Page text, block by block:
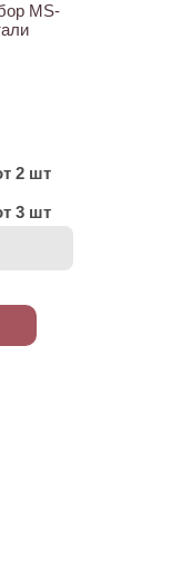
MS-
2 шт
3 шт